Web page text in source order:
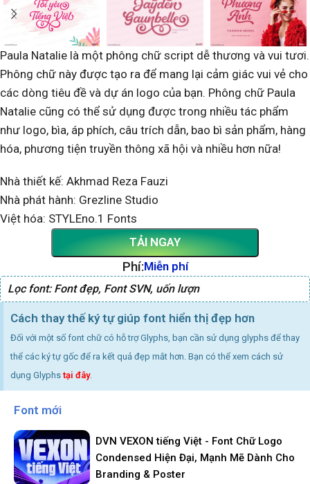
Paula Natalie là một phông chữ script dễ thương và vui tươi.
Phông chữ này được tạo ra để mang lại cảm giác vui vẻ cho
các dòng tiêu đề và dự án logo của bạn. Phông chữ Paula
Natalie cũng có thể sử dụng được trong nhiều tác phẩm
như logo, bìa, áp phích, câu trích dẫn, bao bì sản phẩm, hàng
hóa, phương tiện truyền thông xã hội và nhiều hơn nữa!
Nhà thiết kế: Akhmad Reza Fauzi
Nhà phát hành: Grezline Studio
Việt hóa: STYLEno.1 Fonts
TẢI NGAY
Phí:Miễn phí
Lọc font: Font đẹp, Font SVN, uốn lượn
Cách thay thế ký tự giúp font hiển thị đẹp hơn
Đối với một số font chữ có hỗ trợ Glyphs, bạn cần sử dụng glyphs để thay
thể các ký tự gốc để ra kết quả đẹp mắt hơn. Bạn có thể xem cách sử
dụng Glyphs tại đây.
Font mới
DVN VEXON tiếng Việt - Font Chữ Logo
Condensed Hiện Đại, Mạnh Mẽ Dành Cho
Branding & Poster